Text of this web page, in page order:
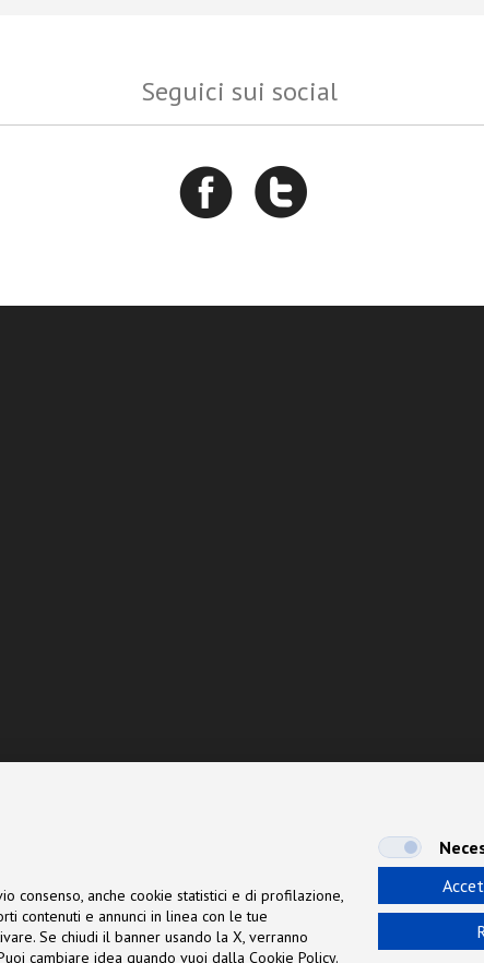
Seguici sui social
consenso, anche cookie statistici e di profilazione,
contenuti e annunci in linea con le tue
Se chiudi il banner usando la X, verranno
cambiare idea quando vuoi dalla Cookie Policy.